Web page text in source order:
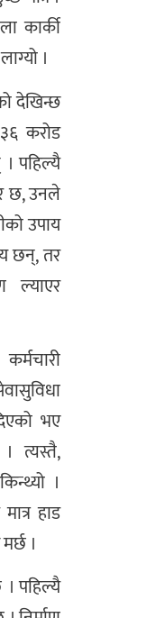
कार्की
।
देखिन्छ
करोड
पहिल्यै
छ, उनले
उपाय
छन्, तर
भए
त्यस्तै,
।
हाड
।
पहिल्यै